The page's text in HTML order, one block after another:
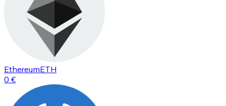
EthereumETH
0 €